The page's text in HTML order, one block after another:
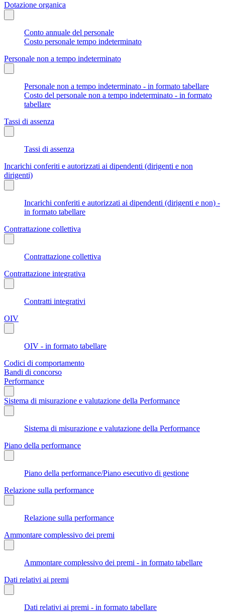
Dotazione organica
Conto annuale del personale
Costo personale tempo indeterminato
Personale non a tempo indeterminato
Personale non a tempo indeterminato - in formato tabellare
Costo del personale non a tempo indeterminato - in formato
tabellare
Tassi di assenza
Tassi di assenza
Incarichi conferiti e autorizzati ai dipendenti (dirigenti e non
dirigenti)
Incarichi conferiti e autorizzati ai dipendenti (dirigenti e non) -
in formato tabellare
Contrattazione collettiva
Contrattazione collettiva
Contrattazione integrativa
Contratti integrativi
OIV
OIV - in formato tabellare
Codici di comportamento
Bandi di concorso
Performance
Sistema di misurazione e valutazione della Performance
Sistema di misurazione e valutazione della Performance
Piano della performance
Piano della performance/Piano esecutivo di gestione
Relazione sulla performance
Relazione sulla performance
Ammontare complessivo dei premi
Ammontare complessivo dei premi - in formato tabellare
Dati relativi ai premi
Dati relativi ai premi - in formato tabellare